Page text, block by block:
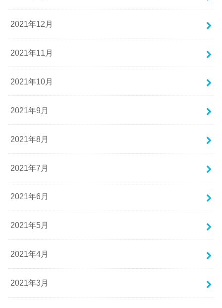
2021年12月
2021年11月
2021年10月
2021年9月
2021年8月
2021年7月
2021年6月
2021年5月
2021年4月
2021年3月